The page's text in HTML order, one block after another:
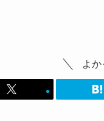
よか